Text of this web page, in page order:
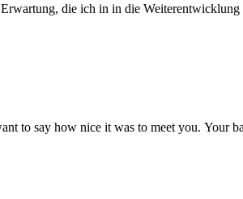
die ich in in die Weiterentwicklung
to say how nice it was to meet you. Your